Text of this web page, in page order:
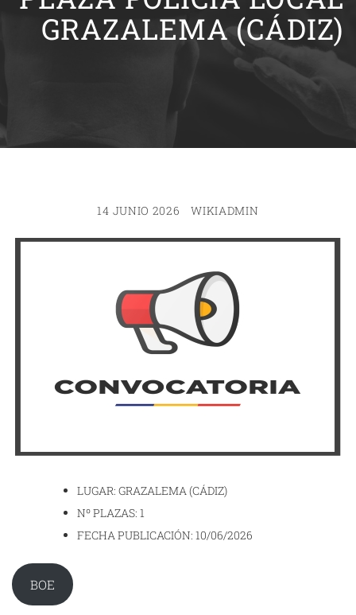
GRAZALEMA (CÁDIZ)
14 JUNIO 2026 WIKIADMIN
LUGAR: GRAZALEMA (CÁDIZ)
Nº PLAZAS: 1
FECHA PUBLICACIÓN: 10/06/2026
BOE